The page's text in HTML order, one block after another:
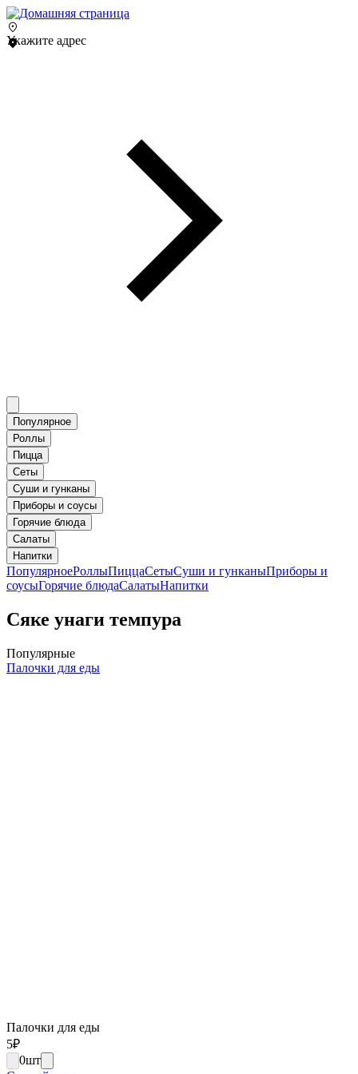
Укажите адрес
Популярное
Роллы
Пицца
Сеты
Суши и гунканы
Приборы и соусы
Горячие блюда
Салаты
Напитки
ПопулярноеРоллыПиццаСетыСуши и гунканыПриборы и
соусыГорячие блюдаСалатыНапитки
Сяке унаги темпура
Популярные
Палочки для еды
Палочки для еды
5₽
0шт